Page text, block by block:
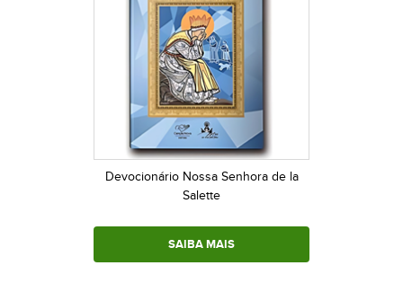
Devocionário Nossa Senhora de la
Salette
SAIBA MAIS